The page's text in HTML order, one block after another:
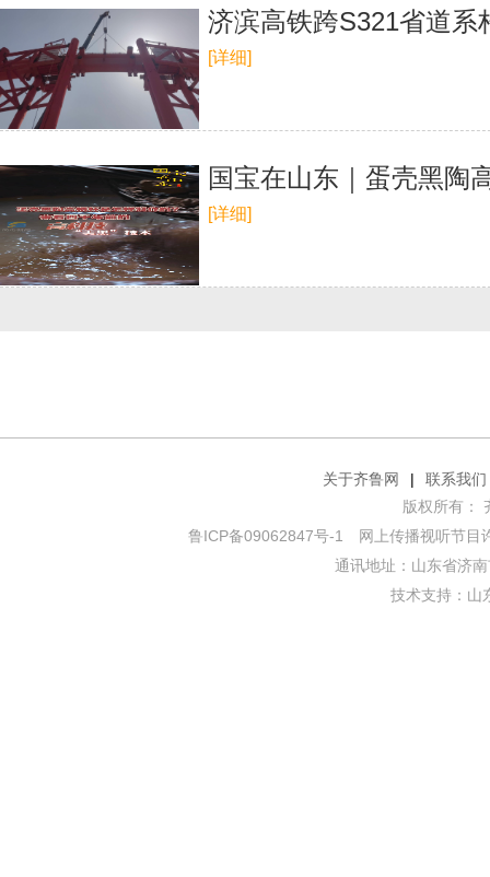
济滨高铁跨S321省道系
[详细]
国宝在山东｜蛋壳黑陶
[详细]
关于齐鲁网 |
联系我们
版权所有：
鲁ICP备09062847号-1 网上传播视听节目
通讯地址：山东省济
技术支持： 山